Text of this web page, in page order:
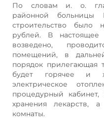
По словам и. о.
районной больницы
строительство было
рублей. В
возведено,
помещений, в
порядок
будет горячее и
электрическое
процедурный
хранения лекарств, а
комнаты.